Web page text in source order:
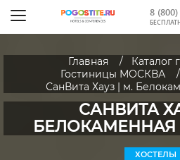
8
Главная
Каталог
Гостиницы МОСКВА
СанВита Хауз | м.
САНВИТА
БЕЛОКАМЕННАЯ
ХОСТЕЛЫ